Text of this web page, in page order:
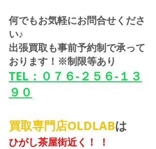
何でもお気軽にお問合せくださ
い♪
出張買取も事前予約制で承って
おります！※制限等あり
TEL：０７６-２５６-１３
９０
買取専門店OLDLABは
ひがし茶屋街近く！ ！